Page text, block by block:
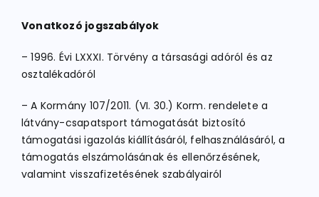
Vonatkozó jogszabályok
– 1996. Évi LXXXI. Törvény a társasági adóról és az
osztalékadóról
– A Kormány 107/2011. (VI. 30.) Korm. rendelete a
látvány-csapatsport támogatását biztosító
támogatási igazolás kiállításáról, felhasználásáról, a
támogatás elszámolásának és ellenőrzésének,
valamint visszafizetésének szabályairól